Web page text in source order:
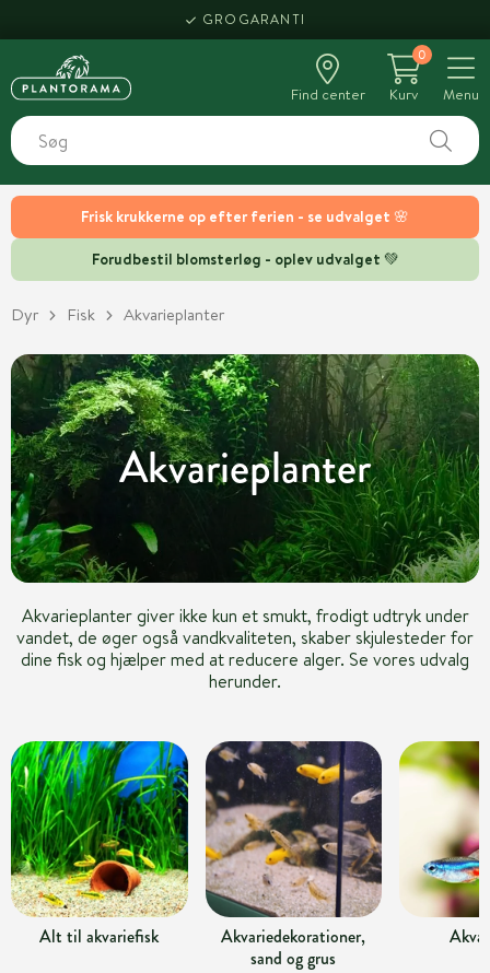
Frisk krukkerne op efter ferien - se udvalget 🌸
Forudbestil blomsterløg - oplev udvalget 💚
GROGARANTI
Find center
0
Kurv
Menu
Dyr Fisk Akvarieplanter
Akvarieplanter
Akvarieplanter giver ikke kun et smukt, frodigt udtryk under
vandet, de øger også vandkvaliteten, skaber skjulesteder for
dine fisk og hjælper med at reducere alger. Se vores udvalg
herunder.
Alt til akvariefisk
Akvariedekorationer,
sand og grus